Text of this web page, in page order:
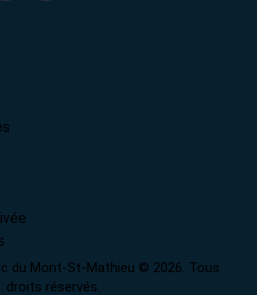
du Mont-St-Mathieu © 2026. Tous
droits réservés.